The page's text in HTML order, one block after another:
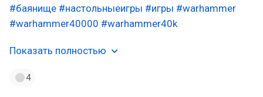
#баянище #настольныеигры #игры #warhammer
#warhammer40000 #warhammer40k
Показать полностью
4